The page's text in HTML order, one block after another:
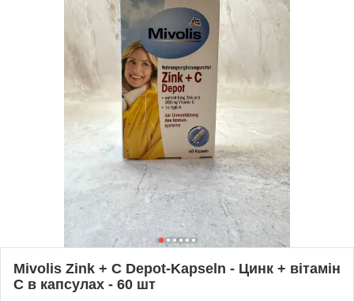
Mivolis Zink + C Depot-Kapseln - Цинк + вітамін
С в капсулах - 60 шт